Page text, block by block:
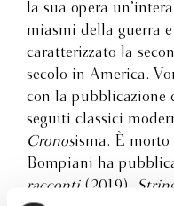
la sua opera
miasmi della guerra
caratterizzato la
secolo in America.
con la pubblicazione
seguiti classici
Cronosisma. È morto
Bompiani ha
racconti(2019),